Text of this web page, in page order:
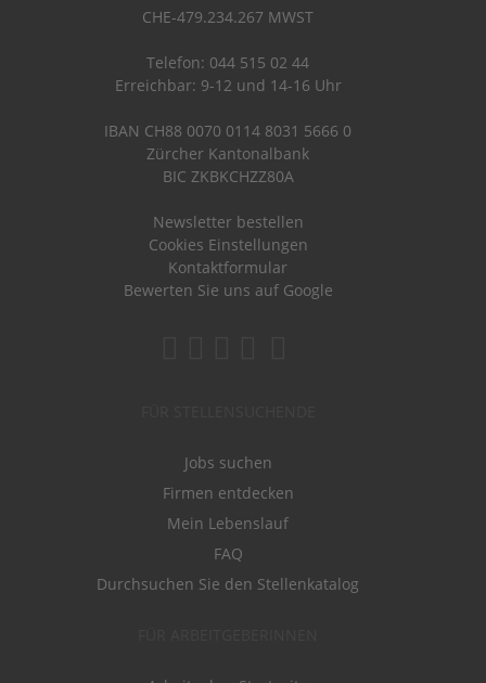
CHE-479.234.267 MWST
Telefon: 044 515 02 44
Erreichbar: 9-12 und 14-16 Uhr
IBAN CH88 0070 0114 8031 5666 0
Zürcher Kantonalbank
BIC ZKBKCHZZ80A
Newsletter bestellen
Cookies Einstellungen
Kontaktformular
Bewerten Sie uns auf Google
Jobs suchen
Firmen entdecken
Mein Lebenslauf
FAQ
Durchsuchen Sie den Stellenkatalog